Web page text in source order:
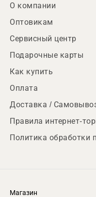
О компании
Оптовикам
Сервисный центр
Подарочные карты
Как купить
Оплата
Доставка /
Правила интернет-
Политика обработки
Магазин